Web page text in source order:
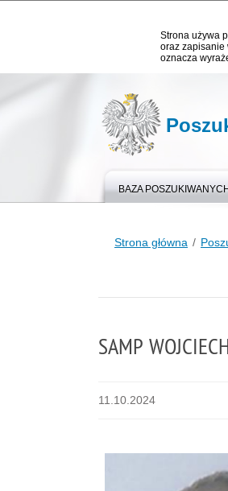
Strona używa
oraz zapisanie
oznacza
BAZA POSZUKIWANYCH
Strona główna
SAMP
11.10.2024